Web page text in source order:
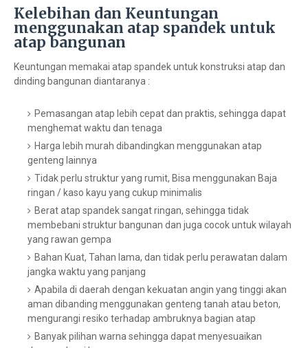
Kelebihan dan Keuntungan
menggunakan atap spandek untuk
atap bangunan
Keuntungan memakai atap spandek untuk konstruksi atap dan
dinding bangunan diantaranya :
Pemasangan atap lebih cepat dan praktis, sehingga dapat
menghemat waktu dan tenaga
Harga lebih murah dibandingkan menggunakan atap
genteng lainnya
Tidak perlu struktur yang rumit, Bisa menggunakan Baja
ringan / kaso kayu yang cukup minimalis
Berat atap spandek sangat ringan, sehingga tidak
membebani struktur bangunan dan juga cocok untuk wilayah
yang rawan gempa
Bahan Kuat, Tahan lama, dan tidak perlu perawatan dalam
jangka waktu yang panjang
Apabila di daerah dengan kekuatan angin yang tinggi akan
aman dibanding menggunakan genteng tanah atau beton,
mengurangi resiko terhadap ambruknya bagian atap
Banyak pilihan warna sehingga dapat menyesuaikan